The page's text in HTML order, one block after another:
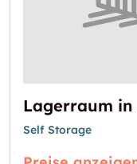
Lagerraum
Self Storage